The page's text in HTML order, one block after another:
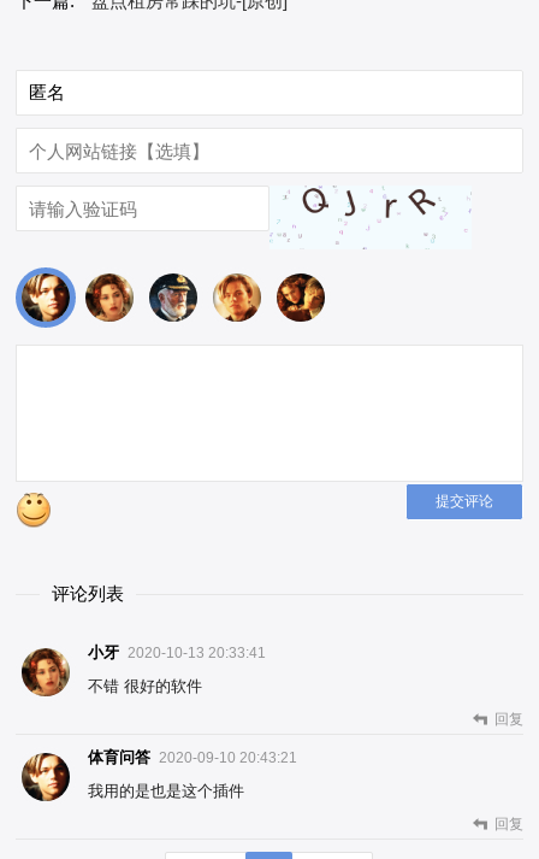
提交评论
评论列表
小牙 2020-10-13 20:33:41
不错 很好的软件
回复
体育问答 2020-09-10 20:43:21
我用的是也是这个插件
回复